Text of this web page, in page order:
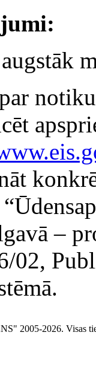
–
02,
2005-2026. Visas